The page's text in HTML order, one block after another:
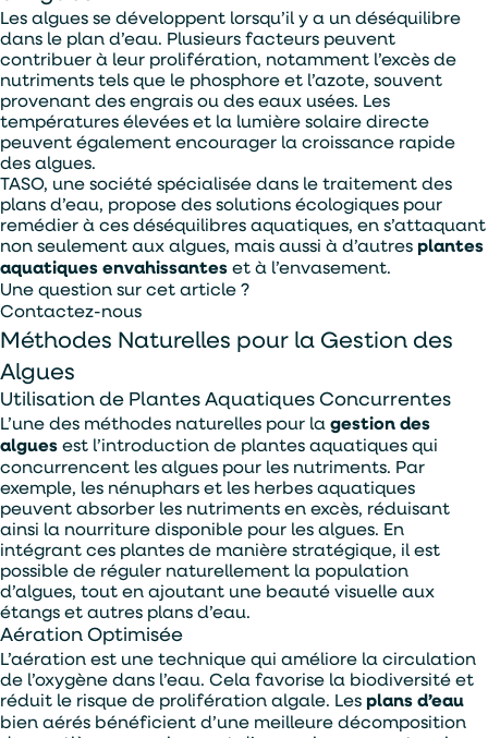
Je souhaite être contacter par :
Téléphone Mail
En soumettant ce formulaire, j'accepte que les
informations saisies soient exploitées par TASO
dans le cadre de ma demande de devis.
ENVOYER
Alternative:
Les algues se développent lorsqu’il y a un déséquilibre
dans le plan d’eau. Plusieurs facteurs peuvent
contribuer à leur prolifération, notamment l’excès de
nutriments tels que le phosphore et l’azote, souvent
provenant des engrais ou des eaux usées. Les
températures élevées et la lumière solaire directe
peuvent également encourager la croissance rapide
des algues.
TASO, une société spécialisée dans le traitement des
plans d’eau, propose des solutions écologiques pour
remédier à ces déséquilibres aquatiques, en s’attaquant
non seulement aux algues, mais aussi à d’autres plantes
aquatiques envahissanteset à l’envasement.
Une question sur cet article ?
Contactez-nous
Méthodes Naturelles pour la Gestion des
Algues
Utilisation de Plantes Aquatiques Concurrentes
L’une des méthodes naturelles pour la gestion des
alguesest l’introduction de plantes aquatiques qui
concurrencent les algues pour les nutriments. Par
exemple, les nénuphars et les herbes aquatiques
peuvent absorber les nutriments en excès, réduisant
ainsi la nourriture disponible pour les algues. En
intégrant ces plantes de manière stratégique, il est
possible de réguler naturellement la population
d’algues, tout en ajoutant une beauté visuelle aux
étangs et autres plans d’eau.
Aération Optimisée
L’aération est une technique qui améliore la circulation
de l’oxygène dans l’eau. Cela favorise la biodiversité et
réduit le risque de prolifération algale. Les plans d’eau
bien aérés bénéficient d’une meilleure décomposition